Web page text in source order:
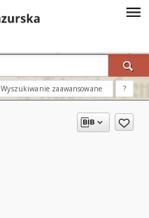
Wyszukiwanie zaawansowane ?